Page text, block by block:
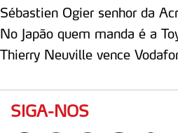
Sébastien Ogier senhor da
No Japão quem manda é a
Thierry Neuville vence
SIGA-NOS